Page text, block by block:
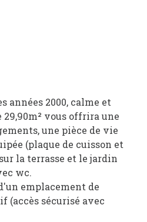
années 2000, calme et
29,90m² vous offrira une
une pièce de vie
(plaque de cuisson et
la terrasse et le jardin
wc.
emplacement de
sécurisé avec